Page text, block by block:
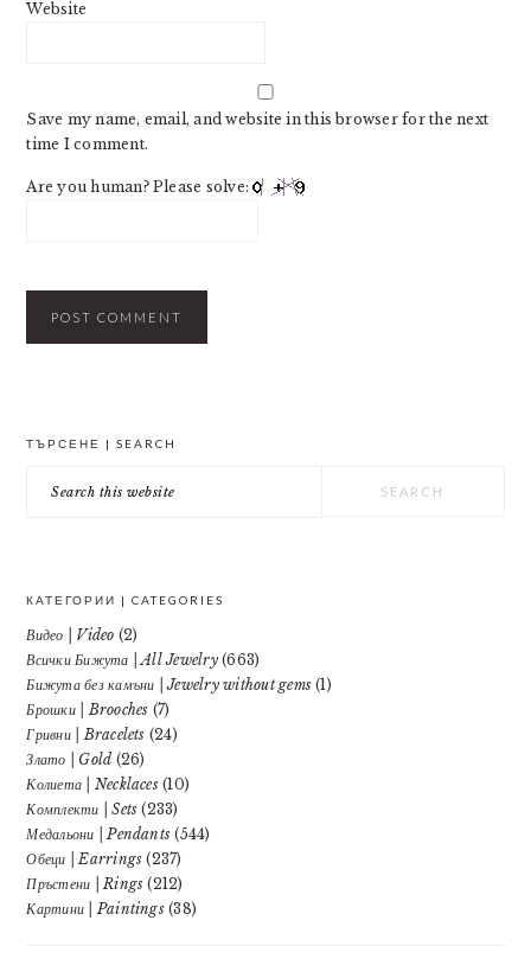
Website
Save my name, email, and website in this browser for the next
time I comment.
Are you human? Please solve:
ТЪРСЕНЕ | SEARCH
this
КАТЕГОРИИ | CATEGORIES
Видео | Video (2)
Всички Бижута | All Jewelry(663)
Бижута без камъни | Jewelry without gems (1)
Брошки | Brooches (7)
Гривни | Bracelets (24)
Злато | Gold (26)
Колиета | Necklaces(10)
Комплекти | Sets (233)
Медальони | Pendants (544)
Обеци | Earrings (237)
Пръстени | Rings (212)
Картини | Paintings(38)